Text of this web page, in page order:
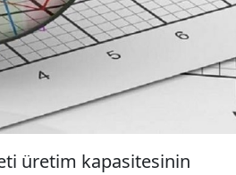
üretim kapasitesinin